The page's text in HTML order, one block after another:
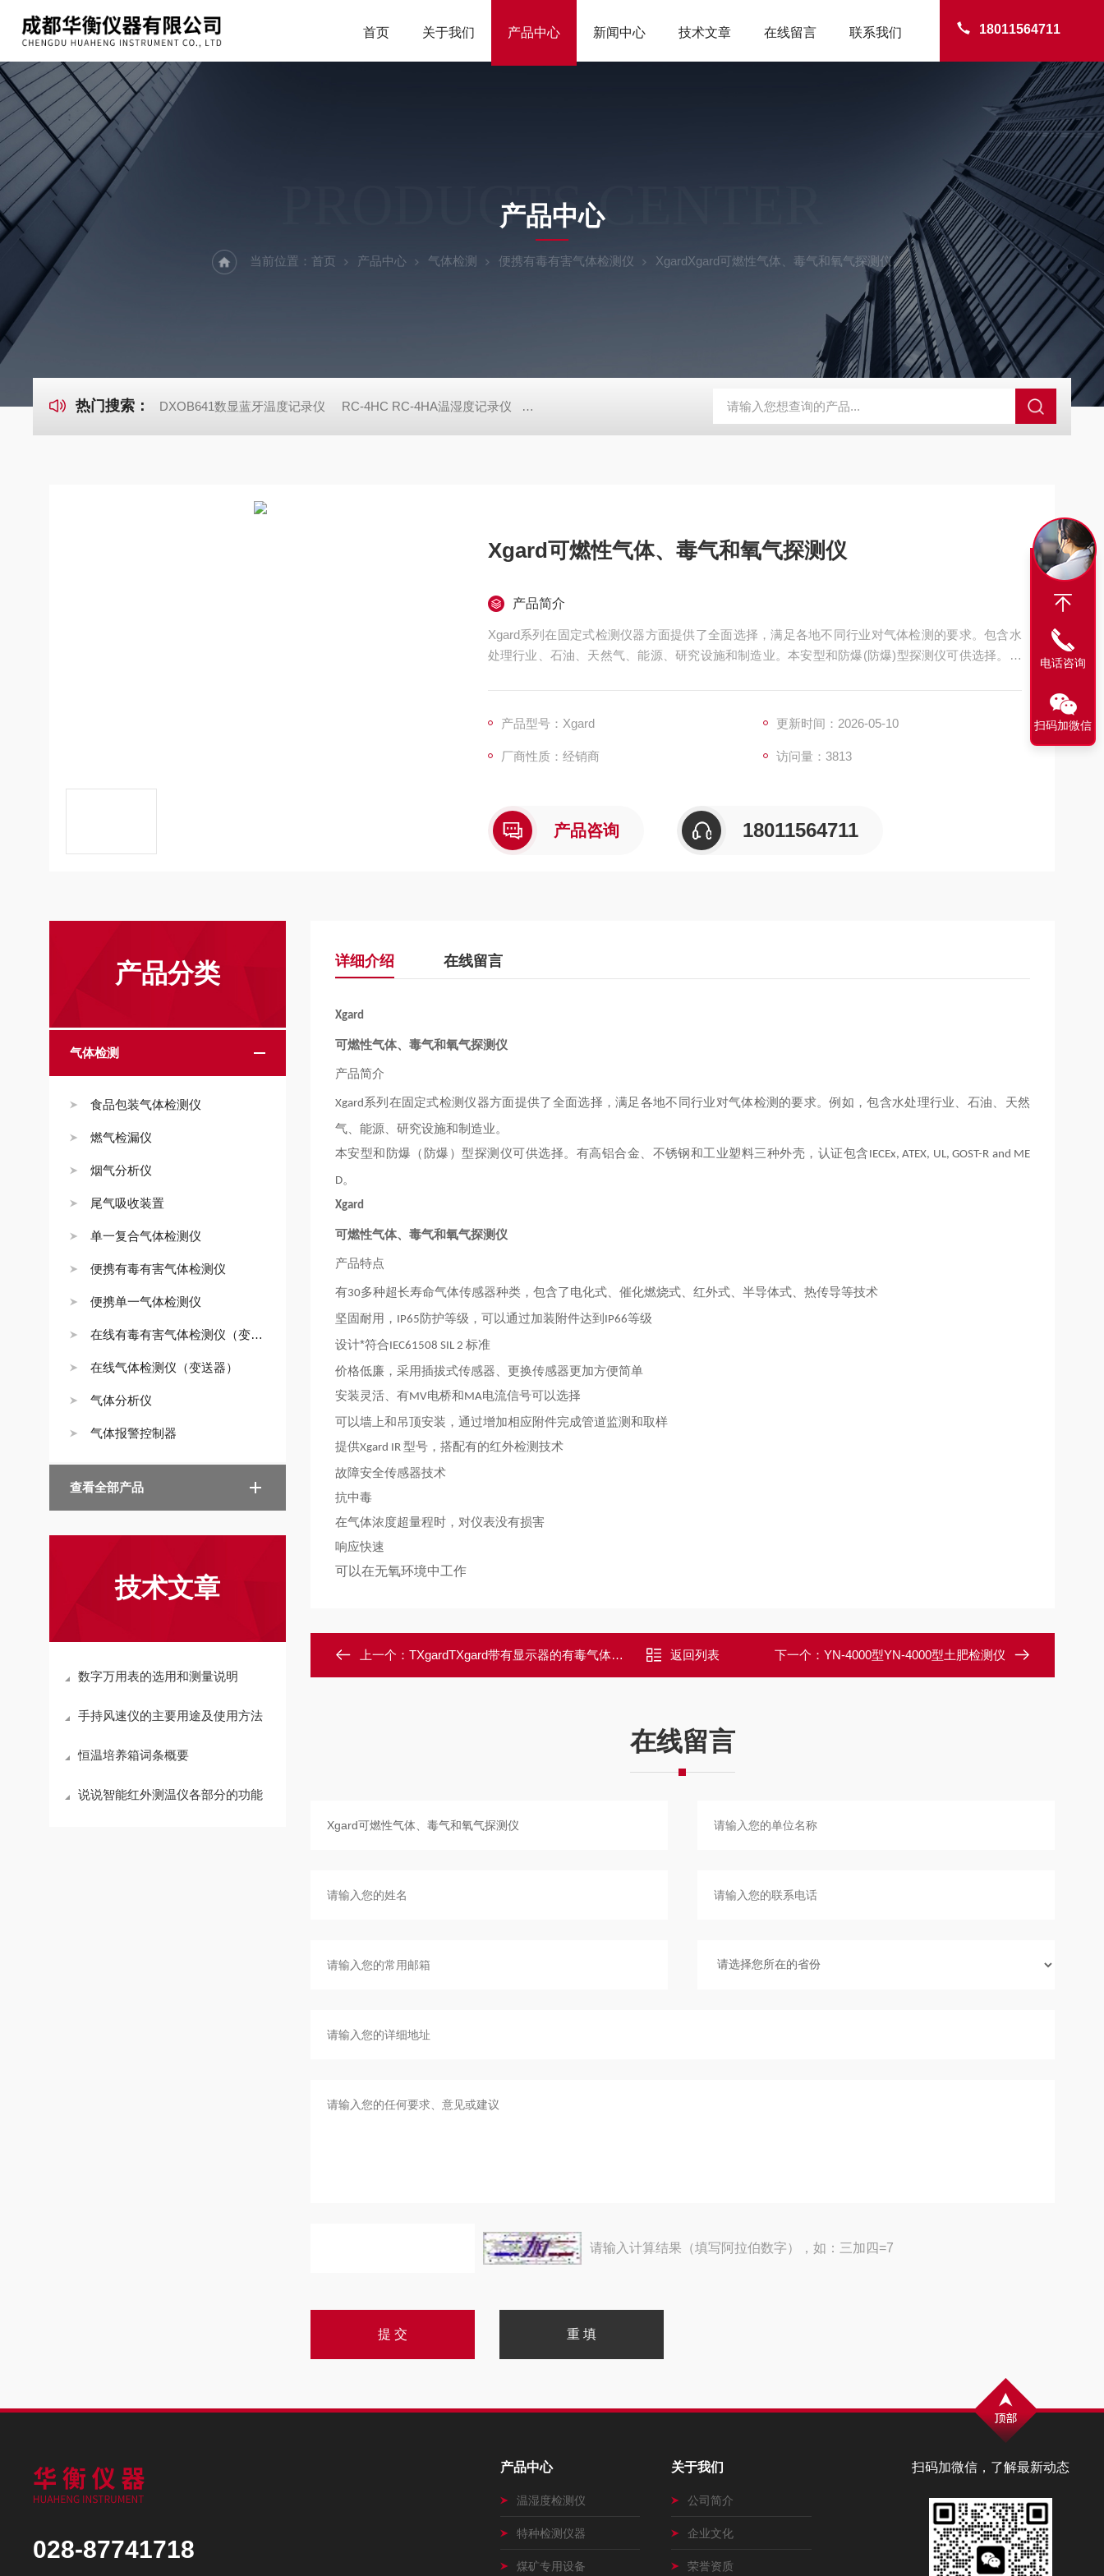
18011564711
首页 关于我们 产品中心 新闻中心 技术文章 在线留言 联系我们
PRODUCTS CENTER
产品中心
当前位置： 首页 产品中心 气体检测 便携有毒有害气体检测仪 XgardXgard可燃性气体、毒气和氧气探测仪
热门搜索： DXOB641数显蓝牙温度记录仪 RC-4HC RC-4HA温湿度记录仪 多样品平行蒸发仪多样品平行蒸发仪 SBD-100B SBD-100D成都漏氯报警仪 漏氯报警器 漏氯检测仪
Xgard可燃性气体、毒气和氧气探测仪
产品简介
Xgard系列在固定式检测仪器方面提供了全面选择，满足各地不同行业对气体检测的要求。包含水
处理行业、石油、天然气、能源、研究设施和制造业。本安型和防爆(防爆)型探测仪可供选择。有
产品型号：Xgard 更新时间：2026-05-10
厂商性质：经销商 访问量：3813
产品咨询 18011564711
产品分类
气体检测
食品包装气体检测仪
燃气检漏仪
烟气分析仪
尾气吸收装置
单一复合气体检测仪
便携有毒有害气体检测仪
便携单一气体检测仪
在线有毒有害气体检测仪（变送器）
在线气体检测仪（变送器）
气体分析仪
气体报警控制器
查看全部产品
技术文章
数字万用表的选用和测量说明
手持风速仪的主要用途及使用方法
恒温培养箱词条概要
说说智能红外测温仪各部分的功能
详细介绍 在线留言
Xgard
可燃性气体、毒气和氧气探测仪
产品简介
Xgard系列在固定式检测仪器方面提供了全面选择，满足各地不同行业对气体检测的要求。例如，包含水处理行业、石油、天然
气、能源、研究设施和制造业。
本安型和防爆（防爆）型探测仪可供选择。有高铝合金、不锈钢和工业塑料三种外壳，认证包含 IECEx, ATEX, UL, GOST-R and ME
D。
Xgard
可燃性气体、毒气和氧气探测仪
产品特点
有30多种超长寿命气体传感器种类，包含了电化式、催化燃烧式、红外式、半导体式、热传导等技术
坚固耐用， IP65防护等级，可以通过加装附件达到 IP66等级
设计*符合IEC61508 SIL 2 标准
价格低廉，采用插拔式传感器、更换传感器更加方便简单
安装灵活、有MV电桥和MA电流信号可以选择
可以墙上和吊顶安装，通过增加相应附件完成管道监测和取样
提供Xgard IR 型号，搭配有的红外检测技术
故障安全传感器技术
抗中毒
在气体浓度超量程时，对仪表没有损害
响应快速
可以在无氧环境中工作
上一个： TXgardTXgard带有显示器的有毒气体和氧气探测仪 返回列表 下一个： YN-4000型YN-4000型土肥检测仪
在线留言
请输入计算结果（填写阿拉伯数字），如：三加四=7
扫码加微信，了解最新动态
028-87741718
产品中心
温湿度检测仪
特种检测仪器
煤矿专用设备
关于我们
公司简介
企业文化
荣誉资质
电话咨询
扫码加微信